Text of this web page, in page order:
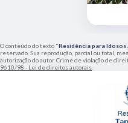
O conteúdo do texto "Residência para
reservado. Sua reprodução, parcial ou total,
autorização do autor. Crime de violação de
9610/98 - Lei de direitos autorais